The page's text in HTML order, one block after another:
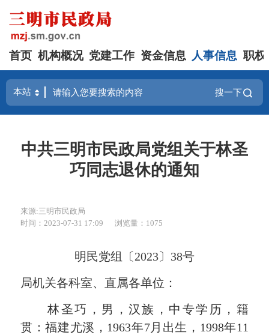
首页 机构概况 党建工作 资金信息 人事信息 职权
搜一下
中共三明市民政局党组关于林圣
巧同志退休的通知
来源:三明市民政局
时间：2023-07-31 17:09
浏览量：1075
明民党组〔2023〕38号
局机关各科室、直属各单位：
林圣巧，男，汉族，中专学历，籍
贯：福建尤溪，1963年7月出生，1998年11